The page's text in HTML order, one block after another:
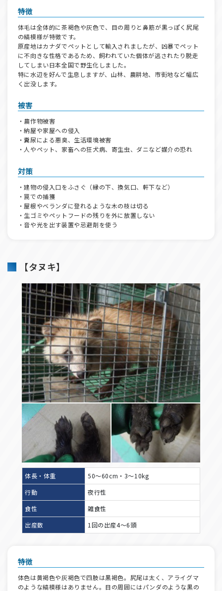
特徴
体毛は全体的に茶褐色や灰色で、目の周りと鼻筋が黒っぽく尻尾
の縞模様が特徴です。
原産地はカナダでペットとして輸入されましたが、凶暴でペット
に不向きな性格であるため、飼われていた個体が逃されたり脱走
してしまい日本全国で野生化しました。
特に水辺を好んで生息しますが、山林、農耕地、市街地など幅広
く出没します。
被害
・農作物被害
・納屋や家屋への侵入
・糞尿による悪臭、生活環境被害
・人やペット、家畜への狂犬病、寄生虫、ダニなど媒介の恐れ
対策
・建物の侵入口をふさぐ（縁の下、換気口、軒下など）
・罠での捕獲
・屋根やベランダに登れるような木の枝は切る
・生ゴミやペットフードの残りを外に放置しない
・音や光を出す装置や忌避剤を使う
【タヌキ】
体長・体重
50～60cm・3～10kg
行動
夜行性
食性
雑食性
出産数
1回の出産4～6頭
特徴
体色は黄褐色や灰褐色で四肢は黒褐色。尻尾は太く、アライグマ
のような縞模様はありません。目の周囲にはパンダのような黒の